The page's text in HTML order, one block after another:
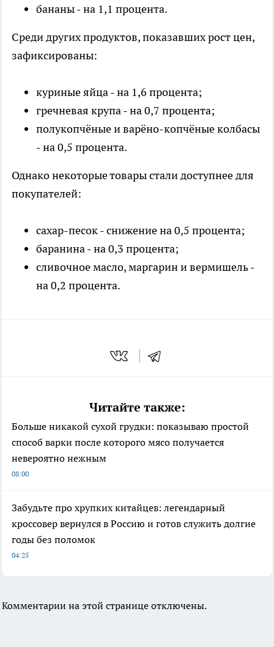
бананы - на 1,1 процента.
Среди других продуктов, показавших рост цен,
зафиксированы:
куриные яйца - на 1,6 процента;
гречневая крупа - на 0,7 процента;
полукопчёные и варёно-копчёные колбасы
- на 0,5 процента.
Однако некоторые товары стали доступнее для
покупателей:
сахар-песок - снижение на 0,5 процента;
баранина - на 0,3 процента;
сливочное масло, маргарин и вермишель -
на 0,2 процента.
Читайте также:
Больше никакой сухой грудки: показываю простой
способ варки после которого мясо получается
невероятно нежным
08:00
Забудьте про хрупких китайцев: легендарный
кроссовер вернулся в Россию и готов служить долгие
годы без поломок
04:25
Комментарии на этой странице отключены.